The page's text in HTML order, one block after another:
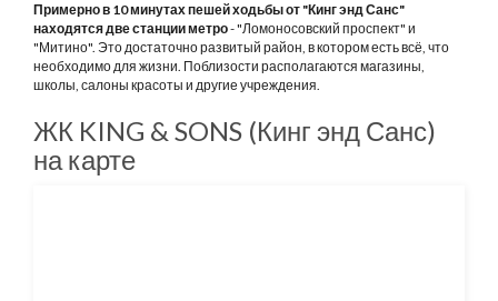
Примерно в 10 минутах пешей ходьбы от "Кинг энд Санс"
находятся две станции метро- "Ломоносовский проспект" и
"Митино". Это достаточно развитый район, в котором есть всё, что
необходимо для жизни. Поблизости располагаются магазины,
школы, салоны красоты и другие учреждения.
ЖК KING & SONS (Кинг энд Санс)
на карте